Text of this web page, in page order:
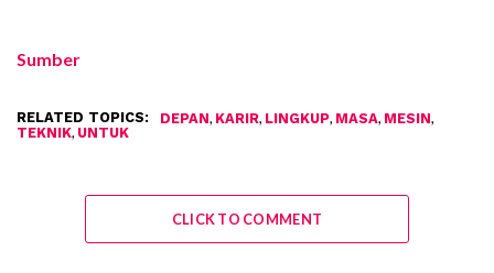
Sumber
RELATED TOPICS: DEPAN, KARIR, LINGKUP, MASA, MESIN,
TEKNIK, UNTUK
CLICK TO COMMENT